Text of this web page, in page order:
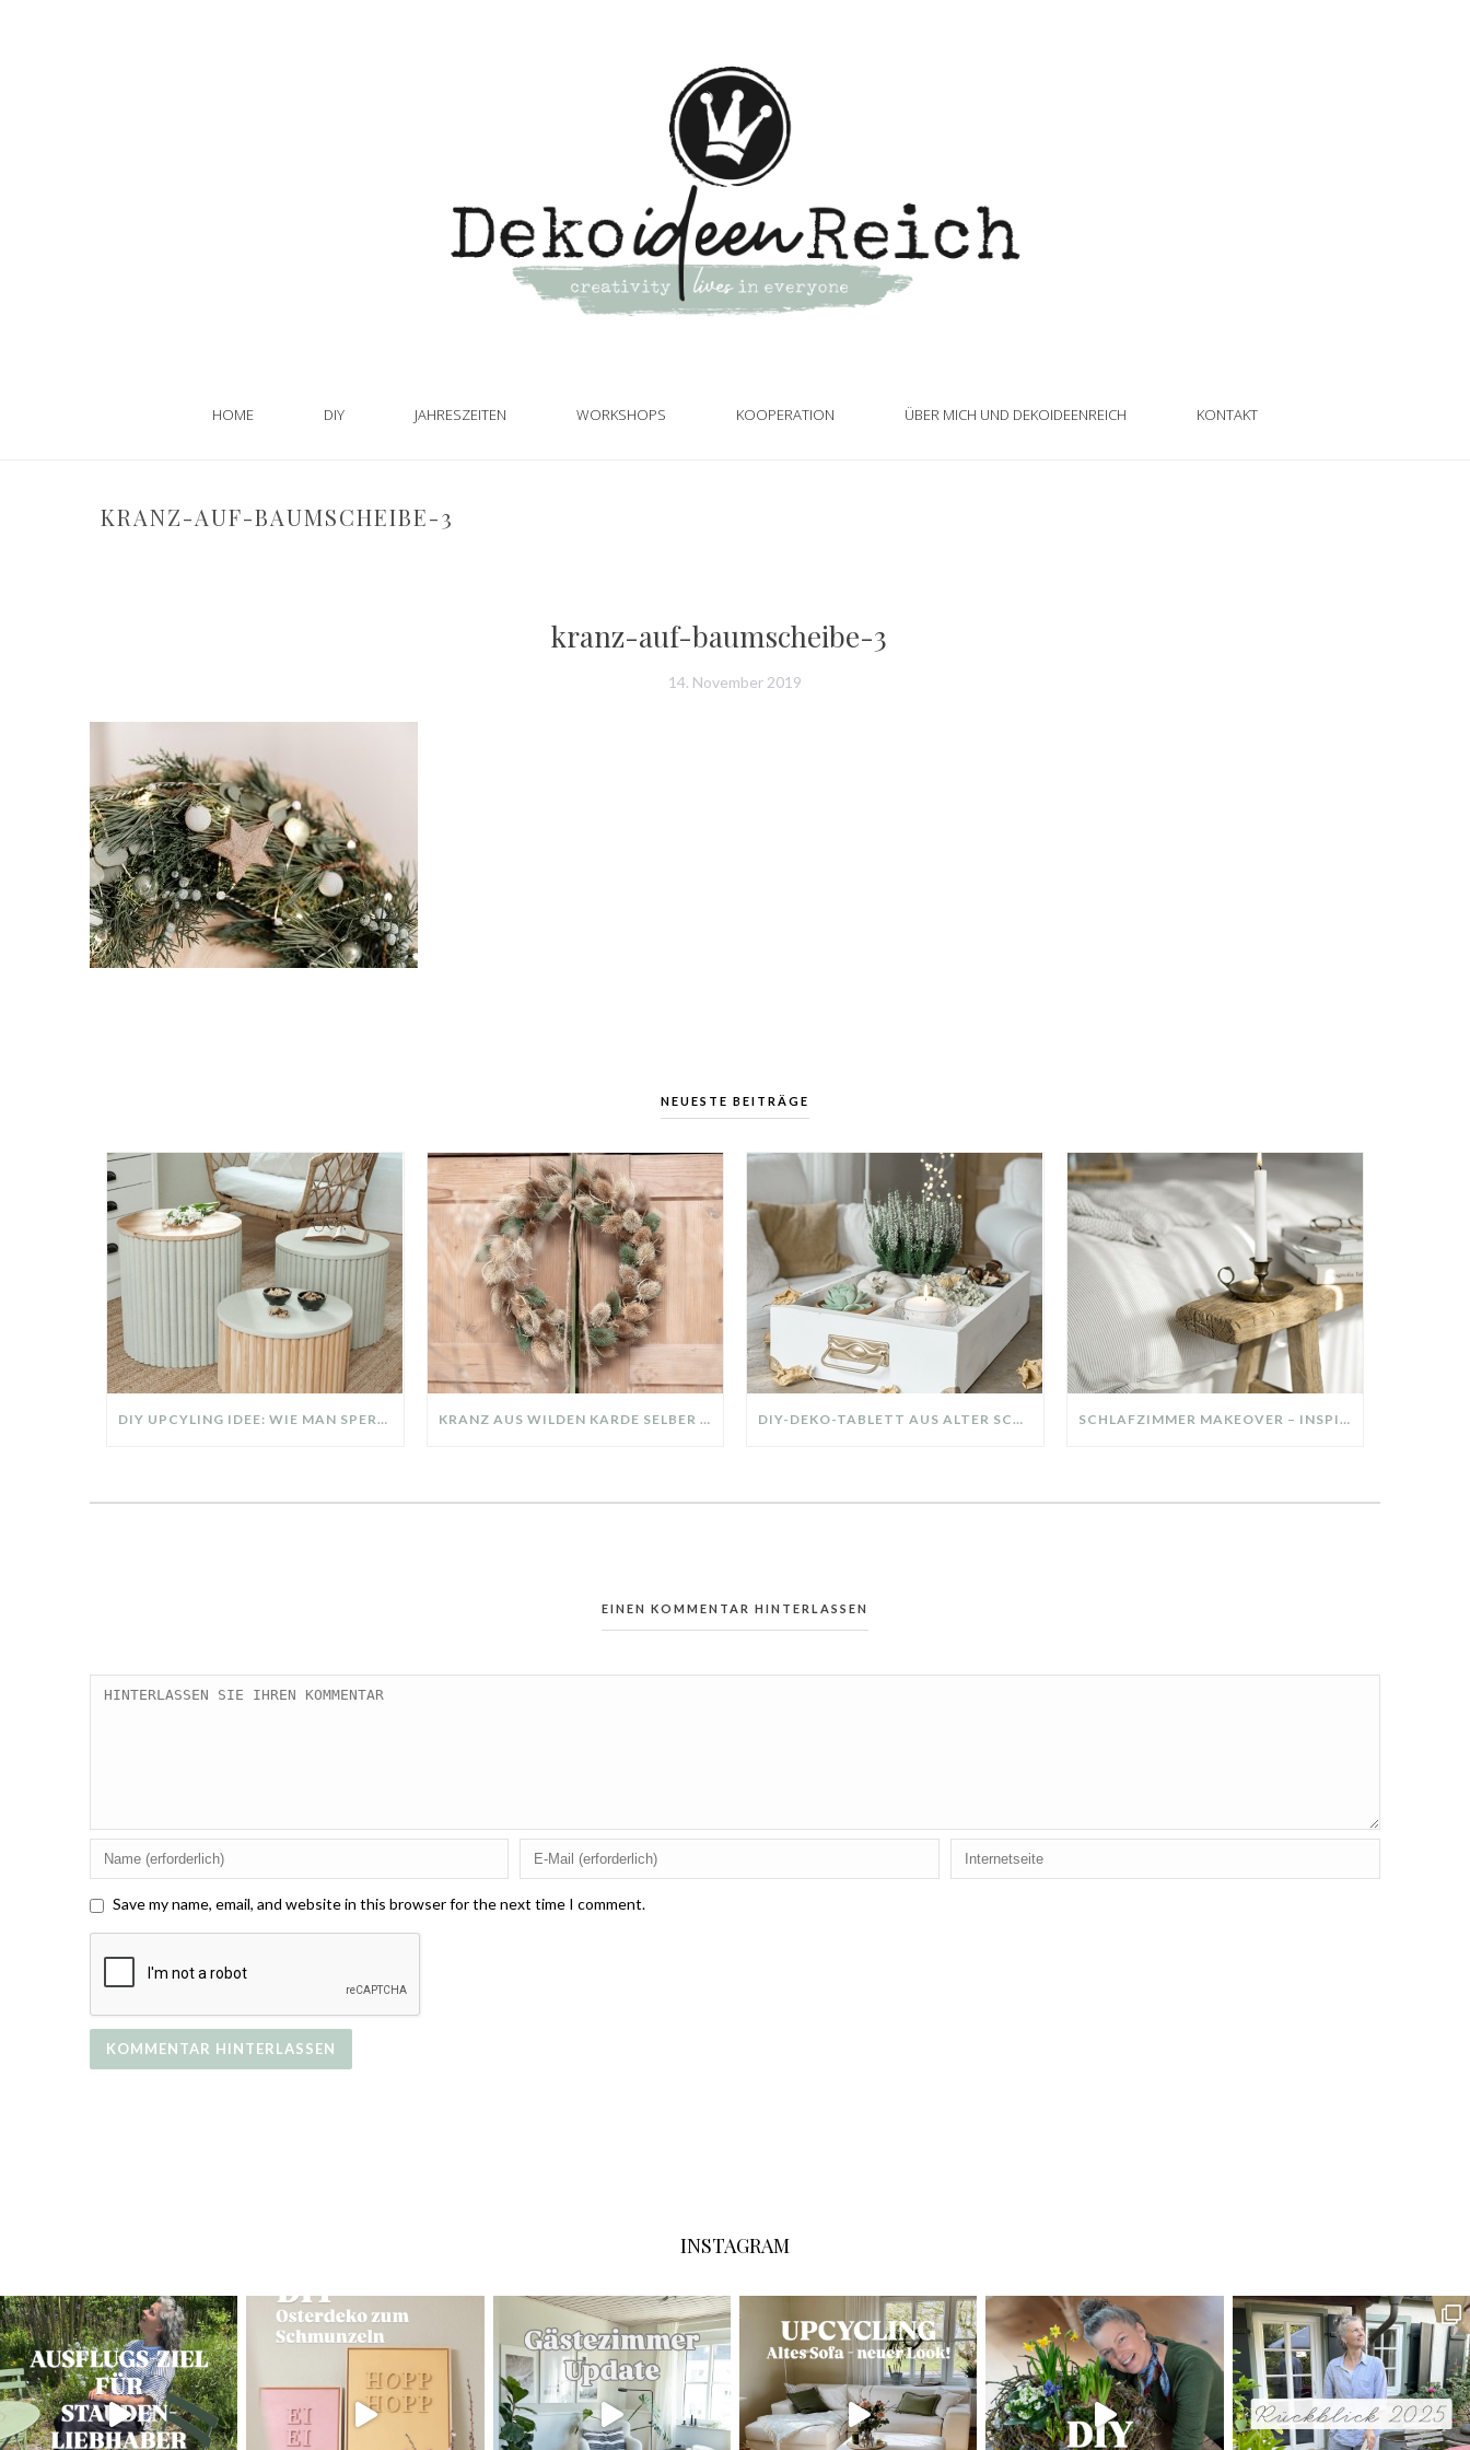
HOME DIY JAHRESZEITEN WORKSHOPS KOOPERATION ÜBER MICH UND DEKOIDEENREICH KONTAKT
KRANZ-AUF-BAUMSCHEIBE-3
kranz-auf-baumscheibe-3
14. November 2019
NEUESTE BEITRÄGE
DIY UPCYLING IDEE: WIE MAN SPERRMÜLL IN EIN DESIGNER TEIL VERWANDELT KRANZ AUS WILDEN KARDE SELBER MACHEN: HERBSTDEKO GANZ EINFACH DIY-DEKO-TABLETT AUS ALTER SCHUBLADE – NACHHALTIGE HERBSTDEKO SELBER MACHEN! SCHLAFZIMMER MAKEOVER – INSPIRATION FÜR DEIN SCHLAFZIMMER: AUS ALT MACH NEU – HELL, GEMÜTLICH UND EINLADEND
EINEN KOMMENTAR HINTERLASSEN
Save my name, email, and website in this browser for the next time I comment.
INSTAGRAM